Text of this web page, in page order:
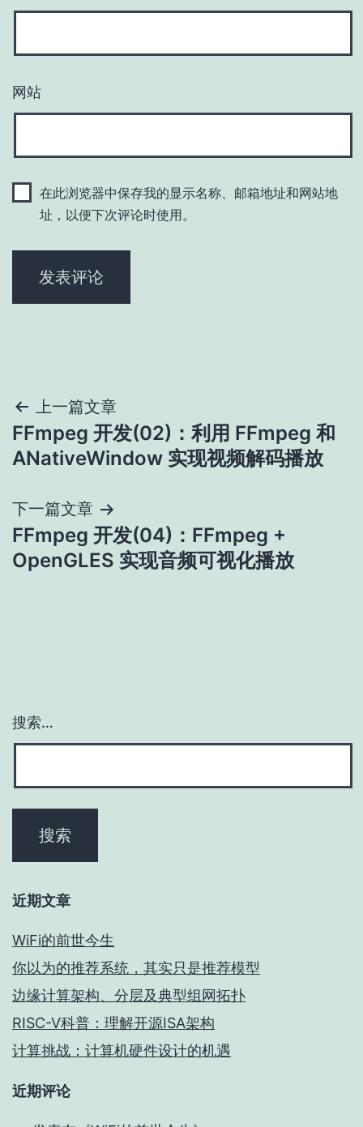
网站
在此浏览器中保存我的显示名称、邮箱地址和网站地
址，以便下次评论时使用。
文
章
航
上一篇文章
FFmpeg 开发(02)：利用 FFmpeg 和
ANativeWindow 实现视频解码播放
下一篇文章
FFmpeg 开发(04)：FFmpeg +
OpenGLES 实现音频可视化播放
搜索…
近期文章
WiFi的前世今生
你以为的推荐系统，其实只是推荐模型
边缘计算架构、分层及典型组网拓扑
RISC-V科普：理解开源ISA架构
计算挑战：计算机硬件设计的机遇
近期评论